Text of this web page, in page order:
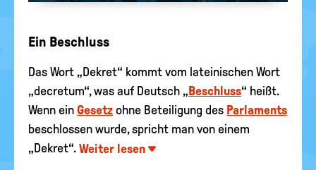
Ein Beschluss
Das Wort „Dekret“ kommt vom lateinischen Wort
„decretum“, was auf Deutsch „ Beschluss“ heißt.
Wenn ein Gesetz ohne Beteiligung des Parlaments
beschlossen wurde, spricht man von einem
„Dekret“. Weiter lesen